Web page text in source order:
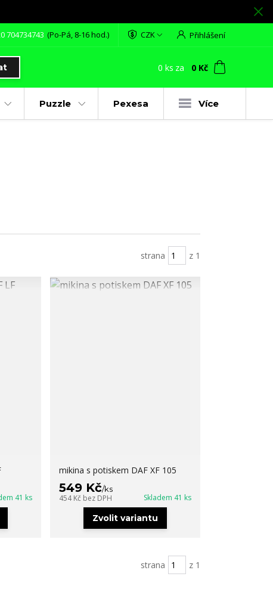
CZK Přihlášení
704734743 (Po-Pá, 8-16 hod.)
0 ks za 0 Kč
Puzzle Pexesa Více
strana z 1
41 ks
mikina s potiskem DAF XF 105
549 Kč/ks
454 Kč bez DPH Skladem 41 ks
Zvolit variantu
strana z 1